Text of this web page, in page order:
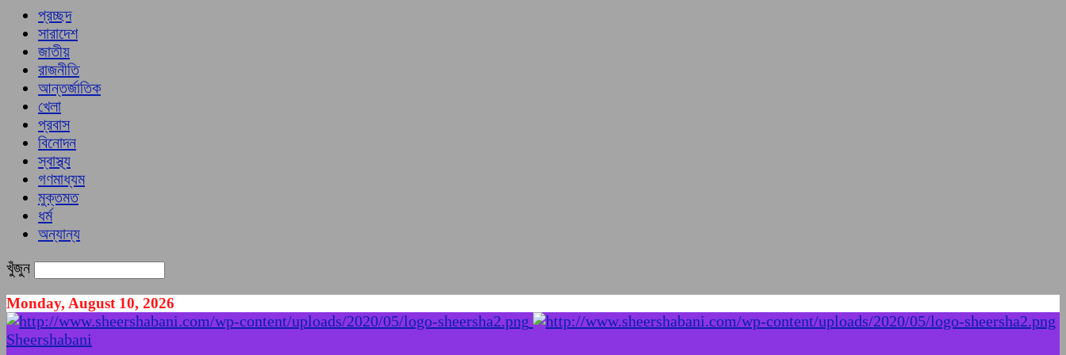
প্রচ্ছদ
সারাদেশ
জাতীয়
রাজনীতি
আন্তর্জাতিক
খেলা
প্রবাস
বিনোদন
স্বাস্থ্য
গণমাধ্যম
মুক্তমত
ধর্ম
অন্যান্য
খুঁজুন
Monday, August 10, 2026
Sheershabani